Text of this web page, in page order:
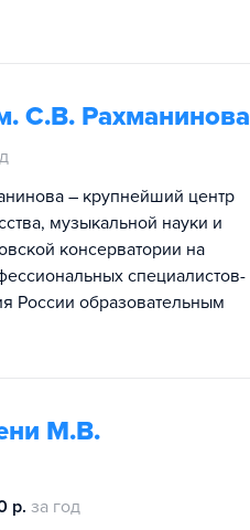
С.В. Рахманинова
– крупнейший центр
музыкальной науки и
консерватории на
специалистов-
России образовательным
М.В.
р. за год